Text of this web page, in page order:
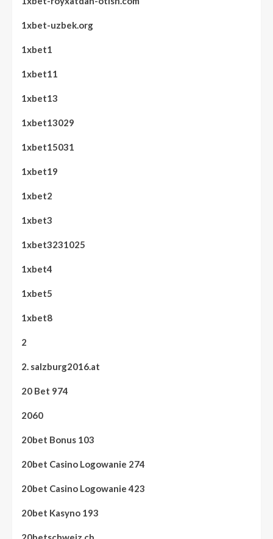
1xbet-uzbek.org
1xbet1
1xbet11
1xbet13
1xbet13029
1xbet15031
1xbet19
1xbet2
1xbet3
1xbet3231025
1xbet4
1xbet5
1xbet8
2
2. salzburg2016.at
20 Bet 974
2060
20bet Bonus 103
20bet Casino Logowanie 274
20bet Casino Logowanie 423
20bet Kasyno 193